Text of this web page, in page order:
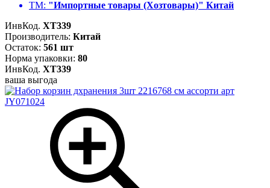
ТМ: "Импортные товары (Хозтовары)" Китай
ИнвКод. ХТ339
Производитель: Китай
Остаток: 561 шт
Норма упаковки: 80
ИнвКод. ХТ339
ваша выгода